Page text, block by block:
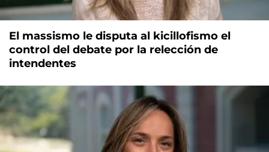
El massismo le disputa al kicillofismo el
control del debate por la relección de
intendentes